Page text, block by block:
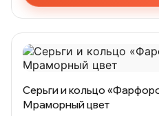
Серьги и кольцо
Мраморный цвет